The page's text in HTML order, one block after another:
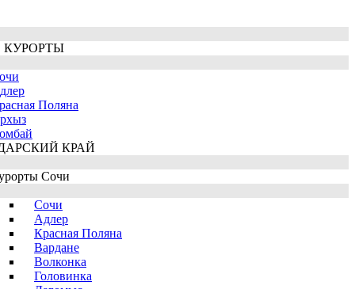
КУРОРТЫ
Поляна
КРАЙ
Сочи
Сочи
Адлер
Красная Поляна
Вардане
Волконка
Головинка